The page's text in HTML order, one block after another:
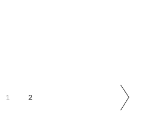
1 2